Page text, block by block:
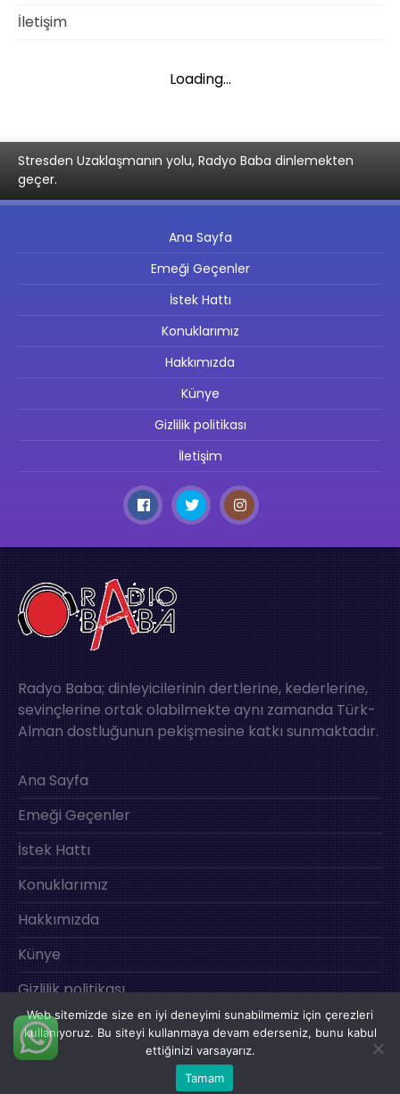
İletişim
Loading...
Stresden Uzaklaşmanın yolu, Radyo Baba dinlemekten
geçer.
Ana Sayfa
Emeği Geçenler
İstek Hattı
Konuklarımız
Hakkımızda
Künye
Gizlilik politikası
İletişim
Radyo Baba; dinleyicilerinin dertlerine, kederlerine,
sevinçlerine ortak olabilmekte aynı zamanda Türk-
Alman dostluğunun pekişmesine katkı sunmaktadır.
Ana Sayfa
Emeği Geçenler
İstek Hattı
Konuklarımız
Hakkımızda
Künye
Gizlilik politikası
İletişim
Web sitemizde size en iyi deneyimi sunabilmemiz için çerezleri
kullanıyoruz. Bu siteyi kullanmaya devam ederseniz, bunu kabul
ettiğinizi varsayarız.
Tamam